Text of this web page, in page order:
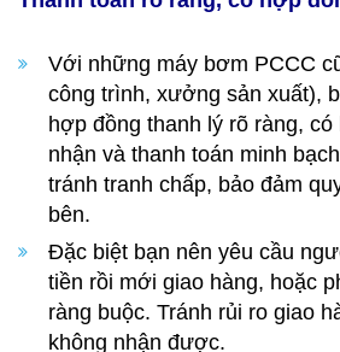
Với những máy bơm PCCC
công trình, xưởng sản xuất),
hợp đồng thanh lý rõ ràng, có
nhận và thanh toán minh
tránh tranh chấp, bảo đảm
bên.
Đặc biệt bạn nên yêu cầu
tiền rồi mới giao hàng, hoặc
ràng buộc. Tránh rủi ro giao
không nhận được.